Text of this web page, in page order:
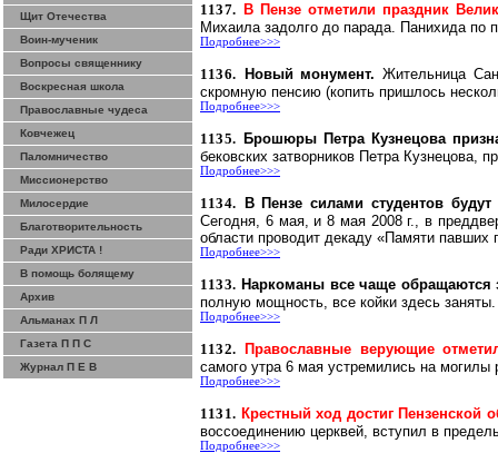
Щит Отечества
Воин-мученик
Вопросы священнику
Воскресная школа
Православные чудеса
Ковчежец
Паломничество
Миссионерство
Милосердие
Благотворительность
Ради ХРИСТА !
В помощь болящему
Архив
Альманах П Л
Газета П П С
Журнал П Е В
1137. В Пензе отметили праздник
Михаила задолго до парада. Панихида
Подробнее>>>
1136. Новый монумент.Жительница
скромную пенсию (копить пришлось
Подробнее>>>
1135. Брошюры Петра Кузнецова
бековских затворников Петра Кузнецова,
Подробнее>>>
1134.
В Пензе силами студентов
Сегодня, 6 мая, и 8 мая 2008 г., в
области проводит декаду «Памяти павших
Подробнее>>>
1133. Наркоманы все чаще
полную мощность, все койки здесь
Подробнее>>>
1132.
Православные верующие
самого утра 6 мая устремились на могилы
Подробнее>>>
1131. Крестный ход достиг Пензенской
воссоединению церквей, вступил в
Подробнее>>>